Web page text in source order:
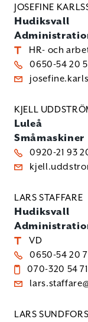
JOSEFINE
Hudiksvall
HR- och
0650-54 20
KJELL
Luleå
Småmaskiner
0920-21 93
LARS STAFFARE
Hudiksvall
VD
0650-54 20
070-320 54 71
LARS SUNDFORS